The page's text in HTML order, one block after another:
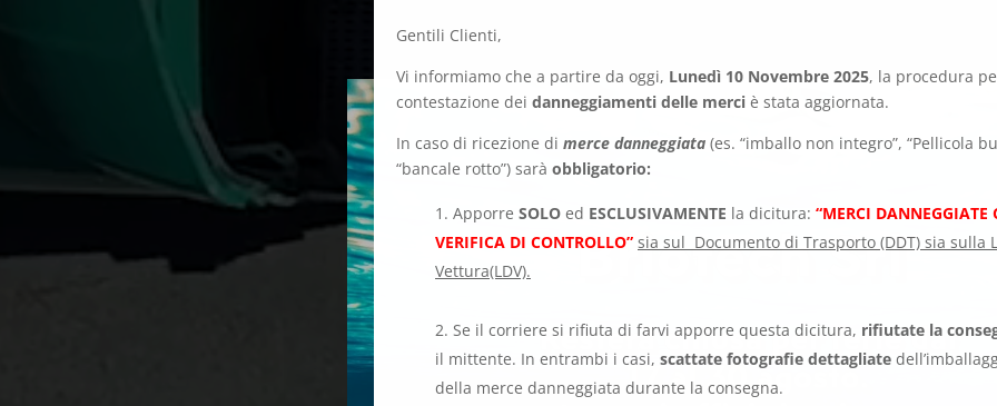
Gentili Clienti,
Vi informiamo che a partire da oggi, Lunedì 10 Novembre 2025, la procedura
contestazione dei danneggiamenti delle merci è stata aggiornata.
In caso di ricezione di merce danneggiata (es. “imballo non integro”, “Pellicola
“bancale rotto”) sarà obbligatorio:
Apporre SOLO ed ESCLUSIVAMENTE la dicitura: “MERCI DANNEGGIATE
VERIFICA DI CONTROLLO” sia sul Documento di Trasporto (DDT) sia sulla
Vettura(LDV).
Se il corriere si rifiuta di farvi apporre questa dicitura, rifiutate la
il mittente. In entrambi i casi, scattate fotografie dettagliate
della merce danneggiata durante la consegna.